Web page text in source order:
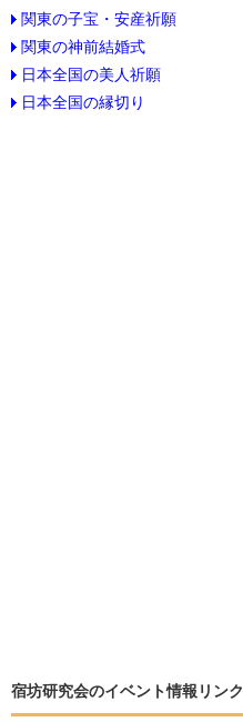
関東の子宝・安産祈願
関東の神前結婚式
日本全国の美人祈願
日本全国の縁切り
宿坊研究会のイベント情報リンク